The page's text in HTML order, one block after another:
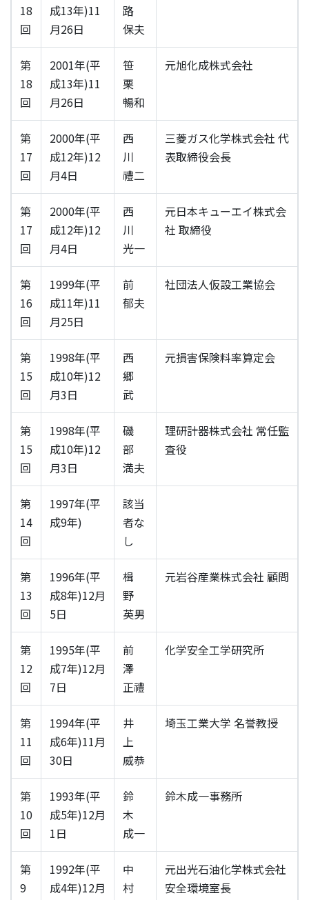
18
回
成13年)11
月26日
路
保夫
第
18
回
2001年(平
成13年)11
月26日
笹
栗
暢和
元旭化成株式会社
第
17
回
2000年(平
成12年)12
月4日
西
川
禮二
三菱ガス化学株式会社 代
表取締役会長
第
17
回
2000年(平
成12年)12
月4日
西
川
光一
元日本キューエイ株式会
社 取締役
第
16
回
1999年(平
成11年)11
月25日
前
郁夫
社団法人仮設工業協会
第
15
回
1998年(平
成10年)12
月3日
西
郷
武
元損害保険料率算定会
第
15
回
1998年(平
成10年)12
月3日
磯
部
満夫
理研計器株式会社 常任監
査役
第
14
回
1997年(平
成9年)
該当
者な
し
第
13
回
1996年(平
成8年)12月
5日
楫
野
英男
元岩谷産業株式会社 顧問
第
12
回
1995年(平
成7年)12月
7日
前
澤
正禮
化学安全工学研究所
第
11
回
1994年(平
成6年)11月
30日
井
上
威恭
埼玉工業大学 名誉教授
第
10
回
1993年(平
成5年)12月
1日
鈴
木
成一
鈴木成一事務所
第
9
1992年(平
成4年)12月
中
村
元出光石油化学株式会社
安全環境室長